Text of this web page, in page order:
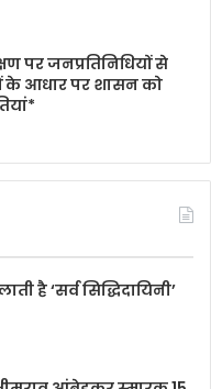
पर जनप्रतिनिधियों से
के आधार पर शासन को
है ‘सर्व सिद्धिदायिनी’